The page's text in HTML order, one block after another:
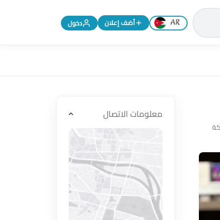
تغيير اللغة إلى الإنجليزية
أضف إعلان دخول
معلومات الاتصال